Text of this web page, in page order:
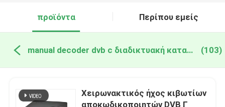
προϊόντα Περίπου εμείς
manual decoder dvb c διαδικτυακή κατασκευή (103)
Χειρωνακτικός ήχος κιβωτίων
αποκωδικοποιητών DVB Γ